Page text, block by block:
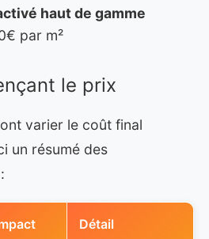
haut de gamme
par m²
le prix
varier le coût final
un résumé des
Détail